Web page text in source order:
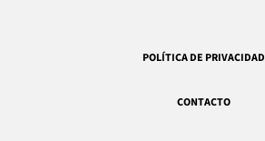
POLÍTICA DE PRIVACIDAD
CONTACTO